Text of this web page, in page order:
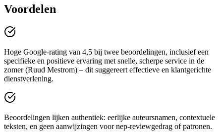
Voordelen
Hoge Google-rating van 4,5 bij twee beoordelingen, inclusief een
specifieke en positieve ervaring met snelle, scherpe service in de
zomer (Ruud Mestrom) – dit suggereert effectieve en klantgerichte
dienstverlening.
Beoordelingen lijken authentiek: eerlijke auteursnamen, contextuele
teksten, en geen aanwijzingen voor nep-reviewgedrag of patronen.